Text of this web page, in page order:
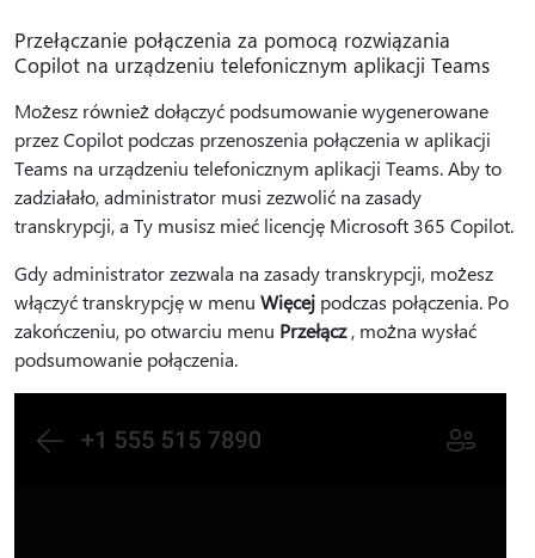
Przełączanie połączenia za pomocą rozwiązania
Copilot na urządzeniu telefonicznym aplikacji Teams
Możesz również dołączyć podsumowanie wygenerowane
przez Copilot podczas przenoszenia połączenia w aplikacji
Teams na urządzeniu telefonicznym aplikacji Teams. Aby to
zadziałało, administrator musi zezwolić na zasady
transkrypcji, a Ty musisz mieć licencję Microsoft 365 Copilot.
Gdy administrator zezwala na zasady transkrypcji, możesz
włączyć transkrypcję w menu Więcej podczas połączenia. Po
zakończeniu, po otwarciu menu Przełącz, można wysłać
podsumowanie połączenia.